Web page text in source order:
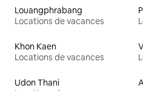
Louangphrabang
Locations de vacances
Khon Kaen
Locations de vacances
Udon Thani